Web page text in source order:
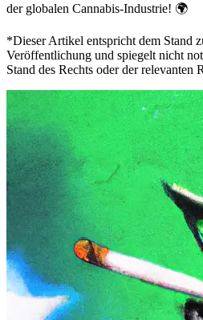
der globalen Cannabis-Industrie! 🌍
*Dieser Artikel entspricht dem Stand
Veröffentlichung und spiegelt nicht
Stand des Rechts oder der relevanten